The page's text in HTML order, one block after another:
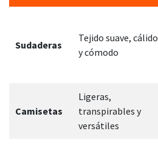
Sudaderas
Tejido suave, cálido
y cómodo
Camisetas
Ligeras,
transpirables y
versátiles